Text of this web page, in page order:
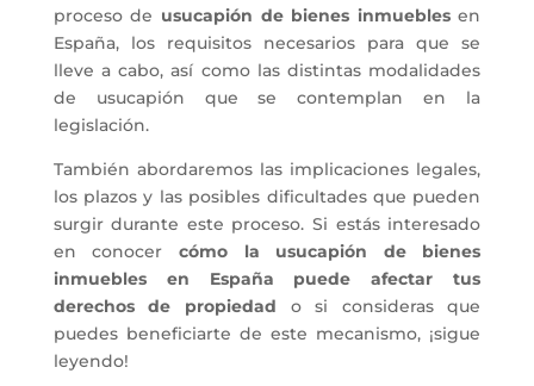
proceso de usucapión de bienes inmueblesen
España, los requisitos necesarios para que se
lleve a cabo, así como las distintas modalidades
de usucapión que se contemplan en la
legislación.
También abordaremos las implicaciones legales,
los plazos y las posibles dificultades que pueden
surgir durante este proceso. Si estás interesado
en conocer cómo la usucapión de bienes
inmuebles en España puede afectar tus
derechos de propiedad o si consideras que
puedes beneficiarte de este mecanismo, ¡sigue
leyendo!